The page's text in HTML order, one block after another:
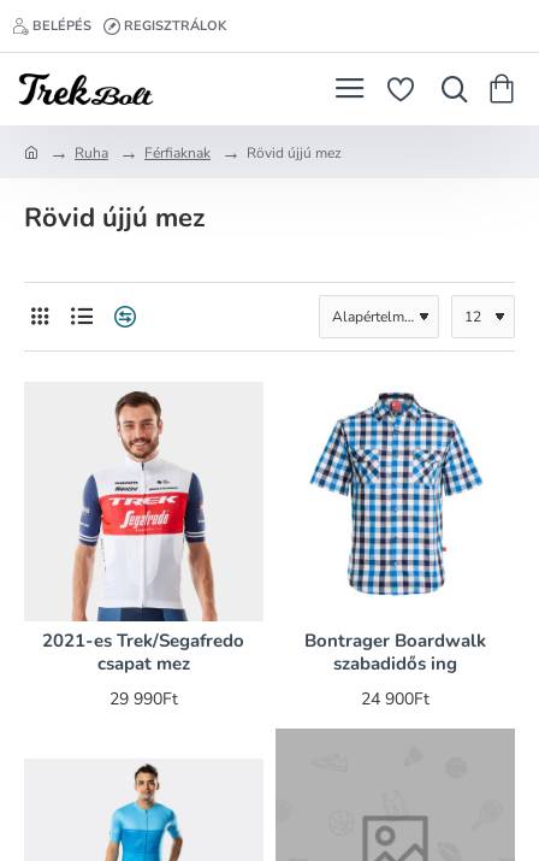
BELÉPÉS REGISZTRÁLOK
m
Ruha Férfiaknak Rövid újjú mez
Rövid újjú mez
2021-es Trek/Segafredo
csapat mez
29 990Ft
Bontrager Boardwalk
szabadidős ing
24 900Ft